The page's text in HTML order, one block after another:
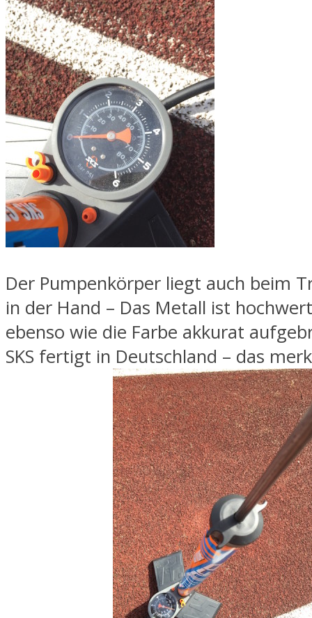
Der Pumpenkörper liegt auch beim
in der Hand – Das Metall ist
ebenso wie die Farbe akkurat
SKS fertigt in Deutschland – das